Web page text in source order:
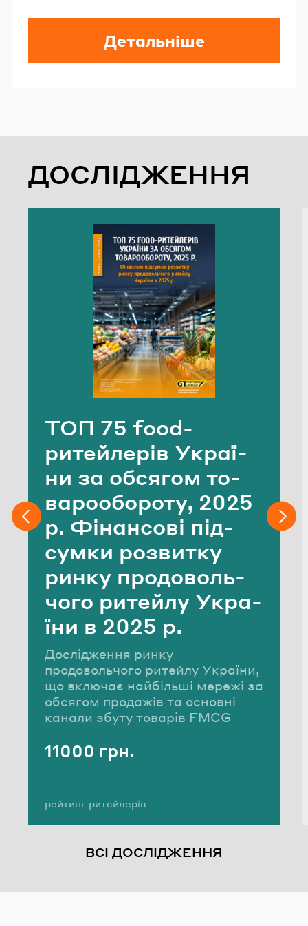
Детальніше
ДОСЛІДЖЕННЯ
ТОП 75 food-​
ритейлерів Укра­ї­
ни за об­ся­гом то­
ва­ро­обо­ро­ту, 2025
р. Фі­нан­со­ві під­
сум­ки роз­ви­тку
ринку про­до­воль­
чо­го ри­тей­лу Укра­
ї­ни в 2025 р.
Дослідження ринку
продовольчого ритейлу України,
що включає найбільші мережі за
обсягом продажів та основні
канали збуту товарів FMCG
Вартість
11000 грн.
Теги:
рейтинг ритейлерів
аналіз ринку ритейлу
ВСІ ДОСЛІДЖЕННЯ